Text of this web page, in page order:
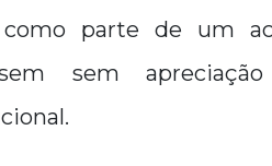
como parte de um
sem